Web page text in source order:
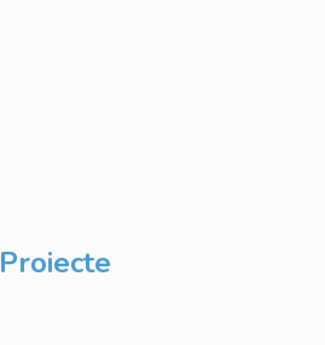
Proiecte